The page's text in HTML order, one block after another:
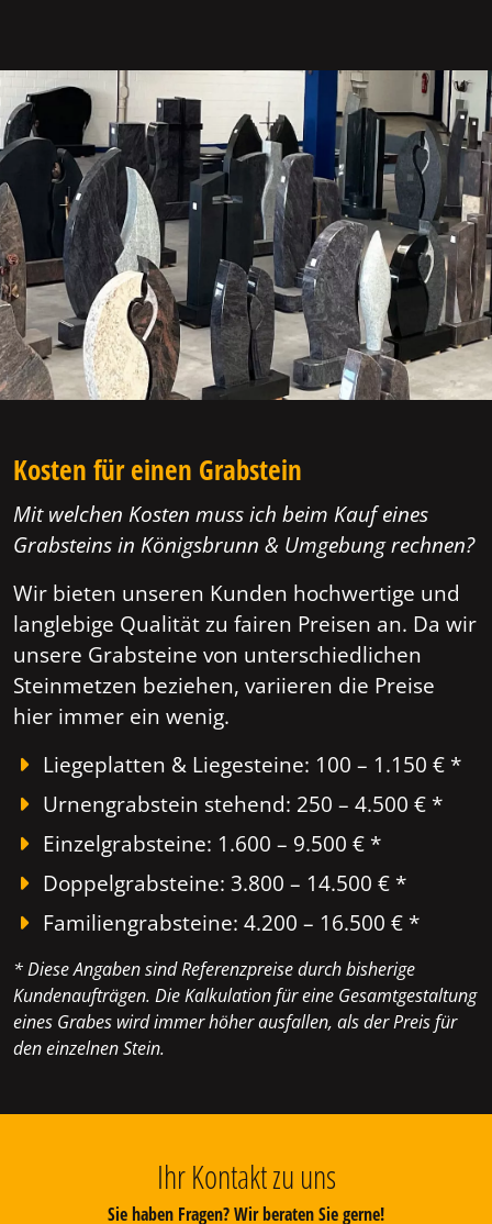
Kosten für einen Grabstein
Mit welchen Kosten muss ich beim Kauf eines
Grabsteins in Königsbrunn & Umgebung rechnen?
Wir bieten unseren Kunden hochwertige und
langlebige Qualität zu fairen Preisen an. Da wir
unsere Grabsteine von unterschiedlichen
Steinmetzen beziehen, variieren die Preise
hier immer ein wenig.
Liegeplatten & Liegesteine: 100 – 1.150 € *
Urnengrabstein stehend: 250 – 4.500 € *
Einzelgrabsteine: 1.600 – 9.500 € *
Doppelgrabsteine: 3.800 – 14.500 € *
Familiengrabsteine: 4.200 – 16.500 € *
* Diese Angaben sind Referenzpreise durch bisherige
Kundenaufträgen. Die Kalkulation für eine Gesamtgestaltung
eines Grabes wird immer höher ausfallen, als der Preis für
den einzelnen Stein.
Ihr Kontakt zu uns
Sie haben Fragen? Wir beraten Sie gerne!